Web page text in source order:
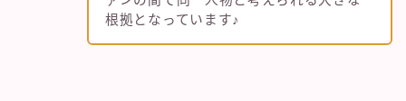
根拠となっています♪